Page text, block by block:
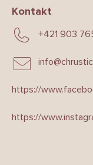
Kontakt
info@
+421 903
https://
https://